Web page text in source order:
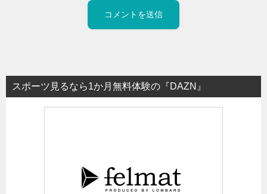
スポーツ見るなら1か月無料体験の『DAZN』